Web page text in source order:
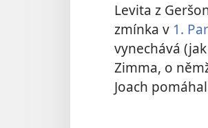
Levita z
zmínka v 1.
vynechává
Zimma, o
Joach